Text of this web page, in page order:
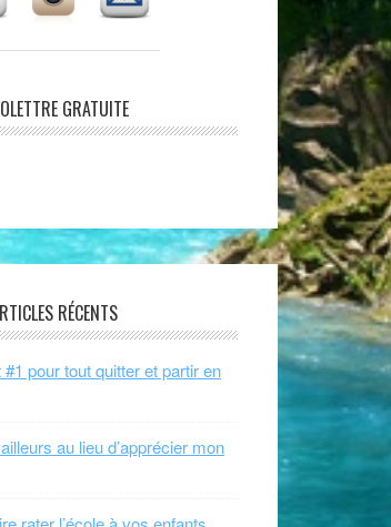
GRATUITE
RÉCENTS
pour tout quitter et partir en
au lieu d’apprécier mon